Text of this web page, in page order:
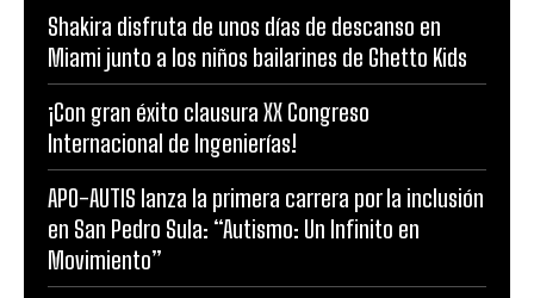
Shakira disfruta de unos días de descanso en
Miami junto a los niños bailarines de Ghetto Kids
¡Con gran éxito clausura XX Congreso
Internacional de Ingenierías!
APO-AUTIS lanza la primera carrera por la inclusión
en San Pedro Sula: “Autismo: Un Infinito en
Movimiento”